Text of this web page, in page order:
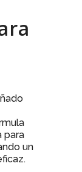
para
un